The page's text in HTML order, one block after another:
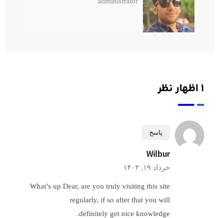
1 اظهار نظر
پاسخ
Wilbur
خرداد ۱۹, ۱۴۰۳
What’s up Dear, are you truly visiting this site
regularly, if so after that you will
definitely get nice knowledge.